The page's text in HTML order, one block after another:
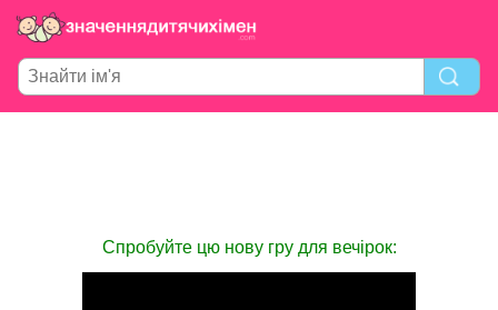
Спробуйте цю нову гру для вечірок: